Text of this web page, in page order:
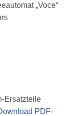
„Voce“
Ersatzteile
PDF-